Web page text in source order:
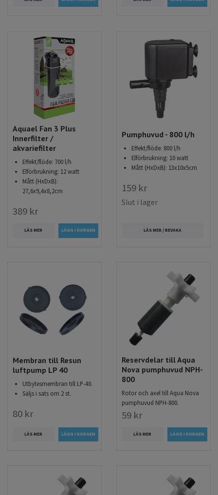
Aquael Fan 3 Plus
Innerfilter /
akvariefilter
Effekt/flöde: 700 l/h
Elförbrukning: 12 watt
Mått (HxDxB):
27,6x9,4x8,2cm
389 kr
LÄS MER
Pumphuvud - 800 l/h
Effekt/flöde: 800 l/h
Elförbrukning: 10 watt
Mått (HxDxB): 13x10x5cm
159 kr
Slut i lager
LÄS MER / BEVAKA
Membran till Resun
luftpump LP 40
Utbytesmembran till LP-40.
Säljs i sats om 2 st.
80 kr
LÄS MER
Reservdelar till Aqua
Nova pumphuvud NPH-
800
Rotor och axel till Aqua Nova
pumphuvud NPH-800.
59 kr
LÄS MER